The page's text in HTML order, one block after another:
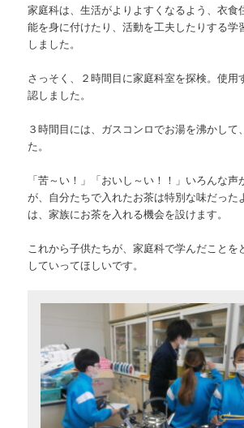
家庭科は、生活がよりよすくなるよう、衣食
能を身に付けたり、活動を工夫したりする学
しました。
さっそく、２時間目に家庭科室を探検。使用
認しました。
３時間目には、ガスコンロでお湯を沸かして
た。
「苦～い！」「おいし～い！！」いろんな声
が、自分たちで入れたお茶は特別な味だった
は、家族にお茶を入れる機会を設けます。
これから子供たちが、家庭科で学んだことを
していってほしいです。